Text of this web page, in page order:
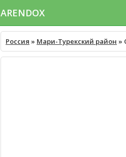
ARENDOX
Россия » Мари-Турекский район »